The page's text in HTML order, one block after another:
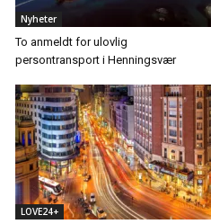
Nyheter
To anmeldt for ulovlig
persontransport i Henningsvær
LOVE24+